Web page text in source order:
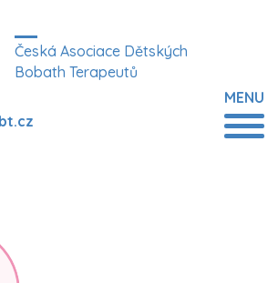
Česká Asociace Dětských
Bobath Terapeutů
MENU